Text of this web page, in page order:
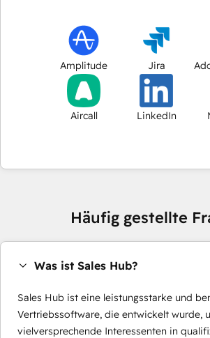
Amplitude Jira
Aircall LinkedIn
Häufig gestellte
Was ist Sales Hub?
Sales Hub ist eine leistungsstarke und
Vertriebssoftware, die entwickelt wurde,
vielversprechende Interessenten in